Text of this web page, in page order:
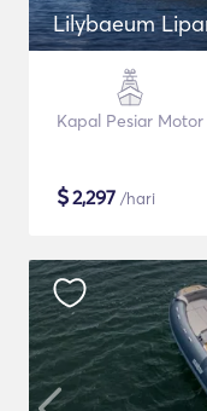
Lilybaeum
Kapal Pesiar Motor
$2,297 /hari